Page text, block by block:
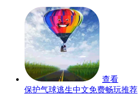
查看
保护气球逃生中文免费畅玩推荐